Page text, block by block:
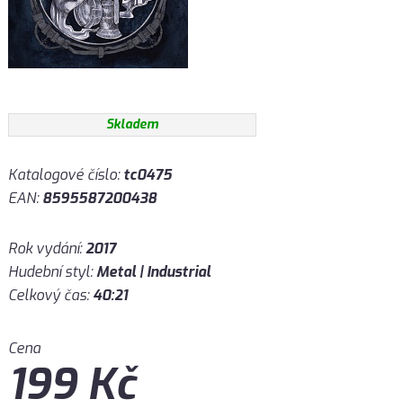
Skladem
Katalogové číslo:tc0475
EAN:8595587200438
Rok vydání:2017
Hudební styl:Metal | Industrial
Celkový čas:40:21
Cena
199Kč